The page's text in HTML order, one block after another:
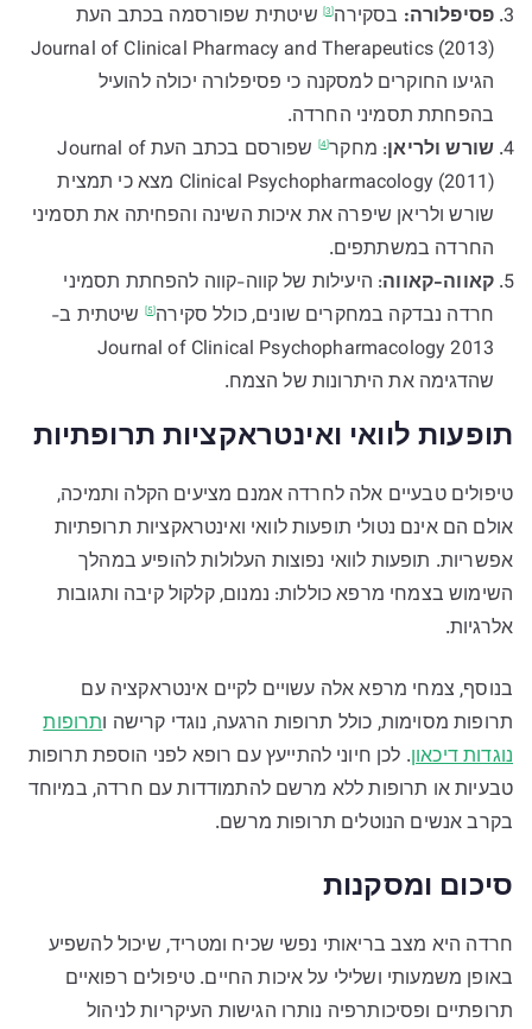
פסיפלורה: בסקירה[3]
שיטתית שפורסמה בכתב העת
Journal of Clinical Pharmacy and Therapeutics (2013)
הגיעו החוקרים למסקנה כי פסיפלורה יכולה להועיל
בהפחתת תסמיני החרדה.
שורש ולריאן: מחקר[4]
שפורסם בכתב העת Journal of
Clinical Psychopharmacology (2011) מצא כי תמצית
שורש ולריאן שיפרה את איכות השינה והפחיתה את תסמיני
החרדה במשתתפים.
קאווה-קאווה: היעילות של קווה-קווה להפחתת תסמיני
חרדה נבדקה במחקרים שונים, כולל סקירה[5]
שיטתית ב-
Journal of Clinical Psychopharmacology 2013
שהדגימה את היתרונות של הצמח.
תופעות לוואי ואינטראקציות תרופתיות
טיפולים טבעיים אלה לחרדה אמנם מציעים הקלה ותמיכה,
אולם הם אינם נטולי תופעות לוואי ואינטראקציות תרופתיות
אפשריות. תופעות לוואי נפוצות העלולות להופיע במהלך
השימוש בצמחי מרפא כוללות: נמנום, קלקול קיבה ותגובות
אלרגיות.
בנוסף, צמחי מרפא אלה עשויים לקיים אינטראקציה עם
תרופות מסוימות, כולל תרופות הרגעה, נוגדי קרישה ותרופות
נוגדות דיכאון. לכן חיוני להתייעץ עם רופא לפני הוספת תרופות
טבעיות או תרופות ללא מרשם להתמודדות עם חרדה, במיוחד
בקרב אנשים הנוטלים תרופות מרשם.
סיכום ומסקנות
חרדה היא מצב בריאותי נפשי שכיח ומטריד, שיכול להשפיע
באופן משמעותי ושלילי על איכות החיים. טיפולים רפואיים
תרופתיים ופסיכותרפיה נותרו הגישות העיקריות לניהול